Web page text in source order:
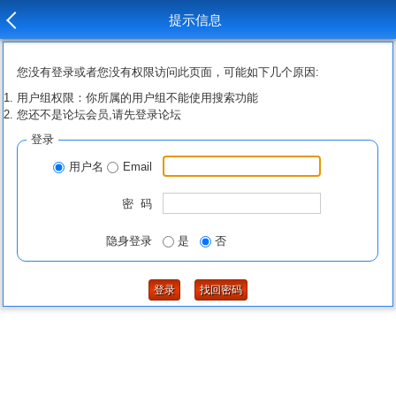
提示信息
您没有登录或者您没有权限访问此页面，可能如下几个原因:
用户组权限：你所属的用户组不能使用搜索功能
您还不是论坛会员,请先登录论坛
登录
用户名 Email
密 码
隐身登录 是 否